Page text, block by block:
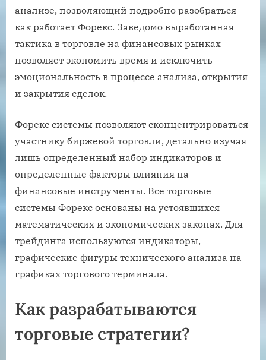
анализе, позволяющий подробно разобраться
как работает Форекс. Заведомо выработанная
тактика в торговле на финансовых рынках
позволяет экономить время и исключить
эмоциональность в процессе анализа, открытия
и закрытия сделок.
Форекс системы позволяют сконцентрироваться
участнику биржевой торговли, детально изучая
лишь определенный набор индикаторов и
определенные факторы влияния на
финансовые инструменты. Все торговые
системы Форекс основаны на устоявшихся
математических и экономических законах. Для
трейдинга используются индикаторы,
графические фигуры технического анализа на
графиках торгового терминала.
Как разрабатываются
торговые стратегии?